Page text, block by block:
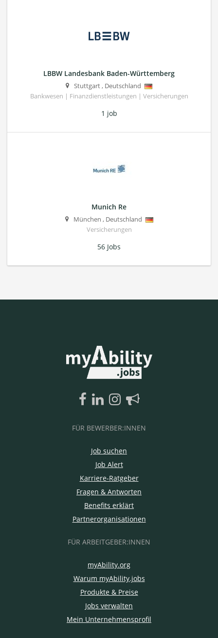
LBBW Landesbank Baden-Württemberg
Stuttgart, Deutschland
Bankwesen | Finanzdienstleistungen | Versicherungen
1 job
Munich Re
München , Deutschland
Versicherungen
56 Jobs
FÜR BEWERBER:INNEN
Job suchen
Job Alert
Karriere-Ratgeber
Fragen & Antworten
Benefits erklärt
Partnerorganisationen
FÜR ARBEITGEBER:INNEN
myAbility.org
Warum myAbility.jobs
Produkte & Preise
Jobs verwalten
Mein Unternehmensprofil